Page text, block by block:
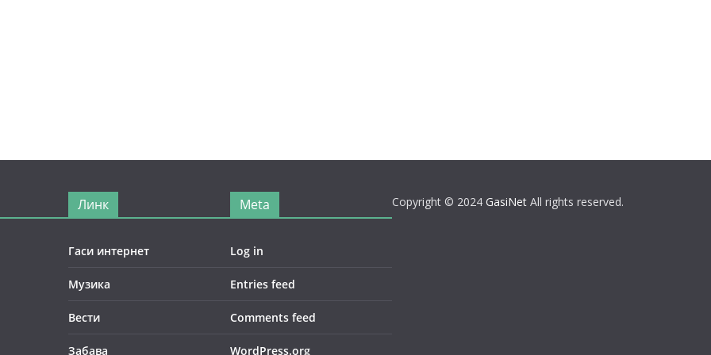
Линк
Гаси интернет
Музика
Вести
Забава
Meta
Log in
Entries feed
Comments feed
WordPress.org
Copyright © 2024 GasiNet All rights reserved.